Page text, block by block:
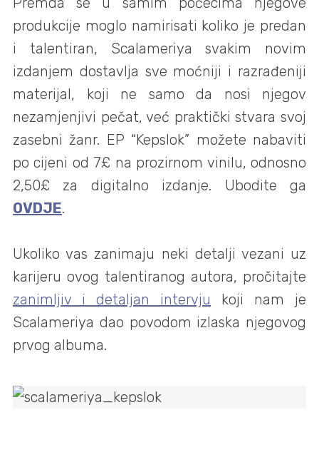
produkcije moglo namirisati koliko je predan
i talentiran, Scalameriya svakim novim
izdanjem dostavlja sve moćniji i razrađeniji
materijal, koji ne samo da nosi njegov
nezamjenjivi pečat, već praktički stvara svoj
zasebni žanr. EP “Kepslok” možete nabaviti
po cijeni od 7£ na prozirnom vinilu, odnosno
2,50£ za digitalno izdanje. Ubodite ga
OVDJE.
Ukoliko vas zanimaju neki detalji vezani uz
karijeru ovog talentiranog autora, pročitajte
zanimljiv i detaljan intervju koji nam je
Scalameriya dao povodom izlaska njegovog
prvog albuma.